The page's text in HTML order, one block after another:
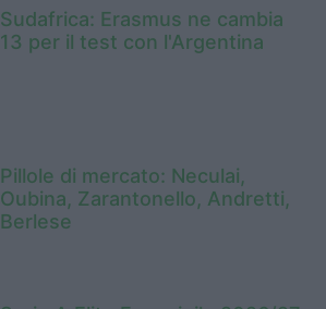
Sudafrica: Erasmus ne cambia
13 per il test con l'Argentina
Pillole di mercato: Neculai,
Oubina, Zarantonello, Andretti,
Berlese